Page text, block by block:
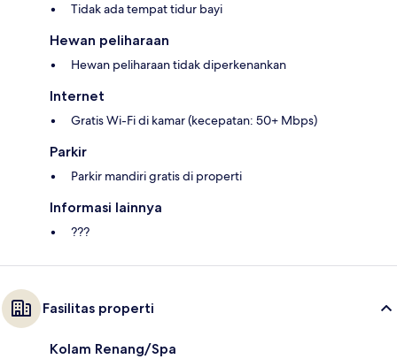
Tidak ada tempat tidur bayi
Hewan peliharaan
Hewan peliharaan tidak diperkenankan
Internet
Gratis Wi-Fi di kamar (kecepatan: 50+ Mbps)
Parkir
Parkir mandiri gratis di properti
Informasi lainnya
???
Fasilitas properti
Kolam Renang/Spa